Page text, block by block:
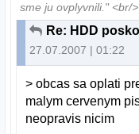
sme ju ovplyvnili." <br/>
Re: HDD
27.07.2007 | 01:22
> obcas sa oplati
malym cervenym
neopravis nicim